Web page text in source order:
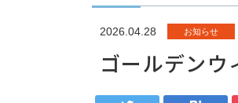
2026.04.28 お知らせ
ゴールデンウ